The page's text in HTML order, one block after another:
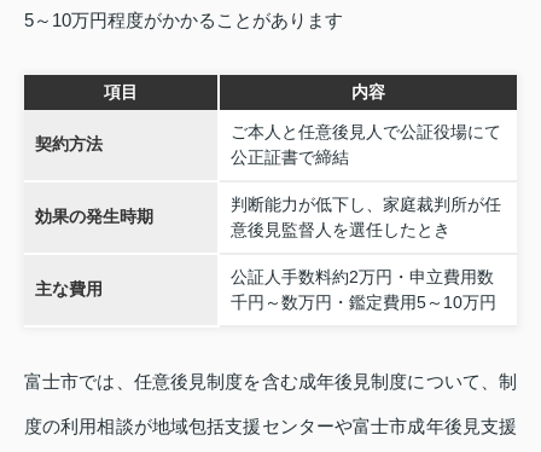
5～10万円程度がかかることがあります
項目 内容
契約方法
ご本人と任意後見人で公証役場にて
公正証書で締結
効果の発生時期
判断能力が低下し、家庭裁判所が任
意後見監督人を選任したとき
主な費用
公証人手数料約2万円・申立費用数
千円～数万円・鑑定費用5～10万円
富士市では、任意後見制度を含む成年後見制度について、制
度の利用相談が地域包括支援センターや富士市成年後見支援